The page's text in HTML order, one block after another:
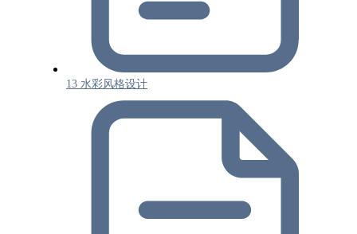
13 水彩风格设计